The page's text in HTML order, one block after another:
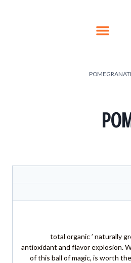
total organic ’ naturally
antioxidant and flavor explosion.
of this ball of magic, is worth